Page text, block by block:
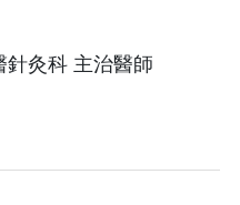
針灸科 主治醫師